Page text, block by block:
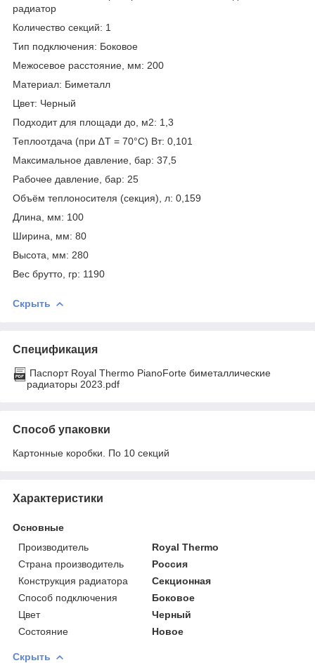
радиатор
Количество секций: 1
Тип подключения: Боковое
Межосевое расстояние, мм: 200
Материал: Биметалл
Цвет: Черный
Подходит для площади до, м2: 1,3
Теплоотдача (при ∆T = 70°C) Вт: 0,101
Максимальное давление, бар: 37,5
Рабочее давление, бар: 25
Объём теплоносителя (секция), л: 0,159
Длина, мм: 100
Ширина, мм: 80
Высота, мм: 280
Вес брутто, гр: 1190
Скрыть
Спецификация
Паспорт Royal Thermo PianoForte биметаллические
радиаторы 2023.pdf
Способ упаковки
Картонные коробки. По 10 секций
Характеристики
Основные
Производитель
Royal Thermo
Страна производитель
Россия
Конструкция радиатора
Секционная
Способ подключения
Боковое
Цвет
Черный
Состояние
Новое
Скрыть